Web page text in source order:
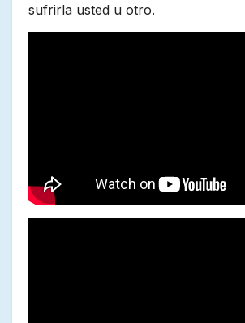
sufrirla usted u otro.